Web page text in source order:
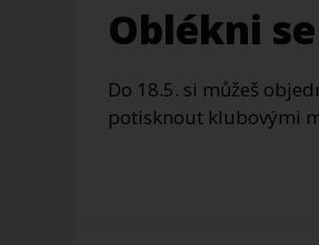
Oblékni
Do 18.5. si můžeš
potisknout klubovými